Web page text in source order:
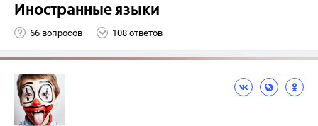
Иностранные языки
66 вопросов 108 ответов